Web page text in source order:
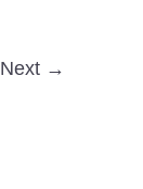
Next →